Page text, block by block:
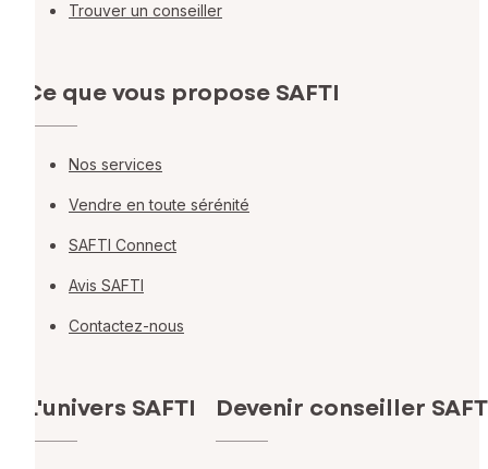
Trouver un conseiller
Ce que vous propose SAFTI
Nos services
Vendre en toute sérénité
SAFTI Connect
Avis SAFTI
Contactez-nous
L'univers SAFTI Devenir conseiller